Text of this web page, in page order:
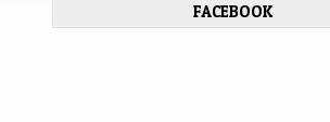
FACEBOOK